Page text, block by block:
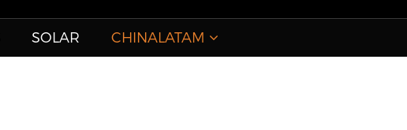
SOLAR CHINALATAM